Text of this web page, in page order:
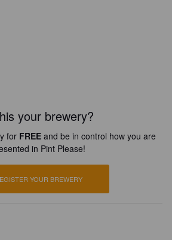
your brewery?
for FREE and be in control how you are
in Pint Please!
YOUR BREWERY